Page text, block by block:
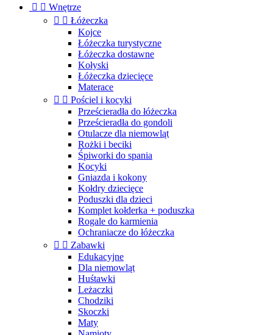
  Wnętrze
  Łóżeczka
Kojce
Łóżeczka turystyczne
Łóżeczka dostawne
Kołyski
Łóżeczka dziecięce
Materace
  Pościel i kocyki
Prześcieradła do łóżeczka
Prześcieradła do gondoli
Otulacze dla niemowląt
Rożki i beciki
Śpiworki do spania
Kocyki
Gniazda i kokony
Kołdry dziecięce
Poduszki dla dzieci
Komplet kołderka + poduszka
Rogale do karmienia
Ochraniacze do łóżeczka
  Zabawki
Edukacyjne
Dla niemowląt
Huśtawki
Leżaczki
Chodziki
Skoczki
Maty